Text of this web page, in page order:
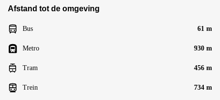
Afstand tot de omgeving
Bus 61 m
Metro 930 m
Tram 456 m
Trein 734 m